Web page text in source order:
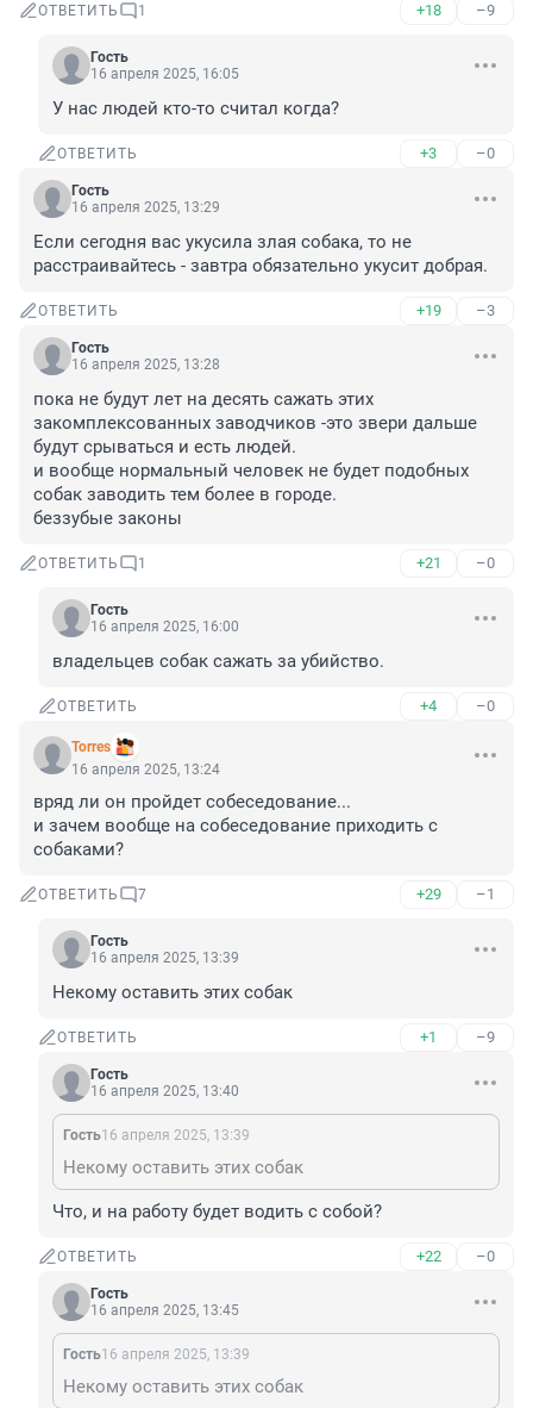
ОТВЕТИТЬ 1 +18 –9
Гость
16 апреля 2025, 16:05
У нас людей кто-то считал когда?
ОТВЕТИТЬ +3 –0
Гость
16 апреля 2025, 13:29
Если сегодня вас укусила злая собака, то не
расстраивайтесь - завтра обязательно укусит добрая.
ОТВЕТИТЬ +19 –3
Гость
16 апреля 2025, 13:28
пока не будут лет на десять сажать этих
закомплексованных заводчиков -это звери дальше
будут срываться и есть людей.
и вообще нормальный человек не будет подобных
собак заводить тем более в городе.
беззубые законы
ОТВЕТИТЬ 1 +21 –0
Гость
16 апреля 2025, 16:00
владельцев собак сажать за убийство.
ОТВЕТИТЬ +4 –0
Torres
16 апреля 2025, 13:24
вряд ли он пройдет собеседование...
и зачем вообще на собеседование приходить с
собаками?
ОТВЕТИТЬ 7 +29 –1
Гость
16 апреля 2025, 13:39
Некому оставить этих собак
ОТВЕТИТЬ +1 –9
Гость
16 апреля 2025, 13:40
Гость16 апреля 2025, 13:39
Некому оставить этих собак
Что, и на работу будет водить с собой?
ОТВЕТИТЬ +22 –0
Гость
16 апреля 2025, 13:45
Гость16 апреля 2025, 13:39
Некому оставить этих собак